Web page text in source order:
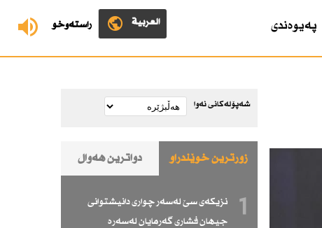
ڕاستەوخۆ العربية پەیوەندی
شەپۆلەکانی نەوا
زۆرترین خوێندراو دواترین هەواڵ
1
نزیكەی سێ لەسەر چواری دانیشتوانی
جیهان فشاری گەرمایان لەسەرە